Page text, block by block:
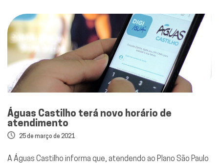
Águas Castilho terá novo horário de
atendimento
25 de março de 2021
A Águas Castilho informa que, atendendo ao Plano São Paulo